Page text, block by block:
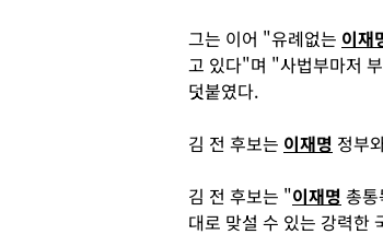
그는 이어 "유례없는 이재
고 있다"며 "사법부마저
덧붙였다.
김 전 후보는 이재명 정부
김 전 후보는 "이재명 총
대로 맞설 수 있는 강력한